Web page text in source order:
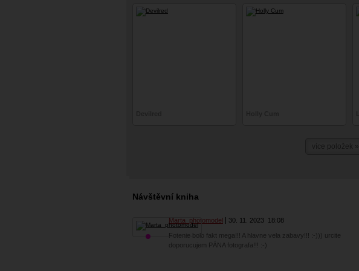
více položek »
Návštěvní kniha
Marta_photomodel 30. 11. 2023 18:08
Fotenie bolo fakt mega!!! A hlavne vela zabavy!!! :-))) urcite
doporucujem PÁNA fotografa!!! :-)